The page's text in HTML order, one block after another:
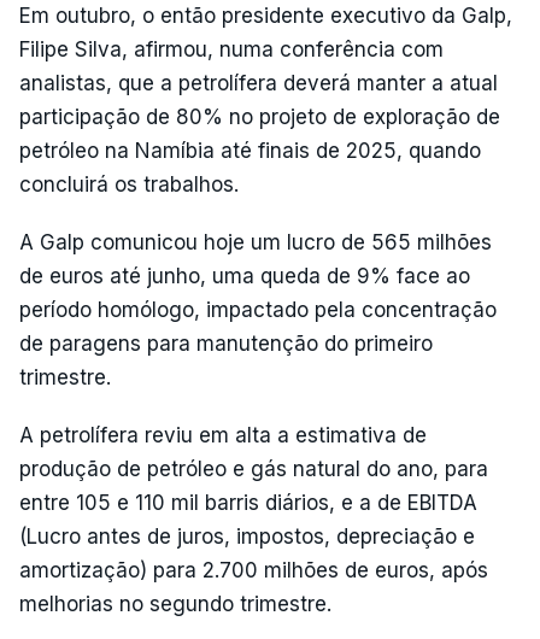
Em outubro, o então presidente executivo da Galp,
Filipe Silva, afirmou, numa conferência com
analistas, que a petrolífera deverá manter a atual
participação de 80% no projeto de exploração de
petróleo na Namíbia até finais de 2025, quando
concluirá os trabalhos.
A Galp comunicou hoje um lucro de 565 milhões
de euros até junho, uma queda de 9% face ao
período homólogo, impactado pela concentração
de paragens para manutenção do primeiro
trimestre.
A petrolífera reviu em alta a estimativa de
produção de petróleo e gás natural do ano, para
entre 105 e 110 mil barris diários, e a de EBITDA
(Lucro antes de juros, impostos, depreciação e
amortização) para 2.700 milhões de euros, após
melhorias no segundo trimestre.